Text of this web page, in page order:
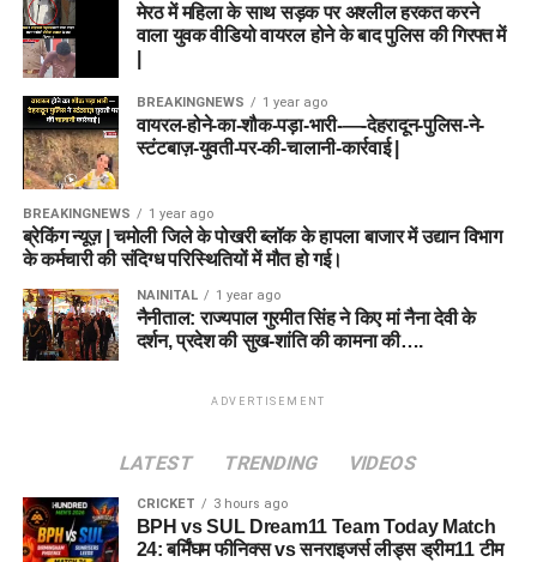
मेरठ में महिला के साथ सड़क पर अश्लील हरकत करने
वाला युवक वीडियो वायरल होने के बाद पुलिस की गिरफ्त में
BREAKINGNEWS 1 year ago
वायरल-होने-का-शौक-पड़ा-भारी-—-देहरादून-पुलिस-ने-
स्टंटबाज़-युवती-पर-की-चालानी-कार्रवाई |
BREAKINGNEWS 1 year ago
ब्रेकिंग न्यूज़ | चमोली जिले के पोखरी ब्लॉक के हापला बाजार में उद्यान विभाग
के कर्मचारी की संदिग्ध परिस्थितियों में मौत हो गई।
NAINITAL 1 year ago
नैनीताल: राज्यपाल गुरमीत सिंह ने किए मां नैना देवी के
दर्शन, प्रदेश की सुख-शांति की कामना की….
ADVERTISEMENT
LATEST TRENDING VIDEOS
CRICKET 3 hours ago
BPH vs SUL Dream11 Team Today Match
24: बर्मिंघम फीनिक्स vs सनराइजर्स लीड्स ड्रीम11 टीम